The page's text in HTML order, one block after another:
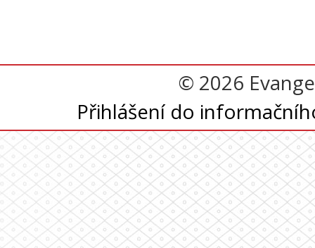
© 2026
Přihlášení do